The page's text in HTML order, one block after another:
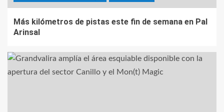
Más kilómetros de pistas este fin de semana en Pal
Arinsal